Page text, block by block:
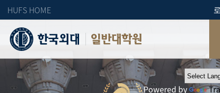
HUFS HOME
일반대학원
Powered by